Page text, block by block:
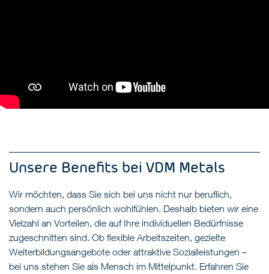
Unsere Benefits bei VDM Metals
Wir möchten, dass Sie sich bei uns nicht nur beruflich,
sondern auch persönlich wohlfühlen. Deshalb bieten wir eine
Vielzahl an Vorteilen, die auf Ihre individuellen Bedürfnisse
zugeschnitten sind. Ob flexible Arbeitszeiten, gezielte
Weiterbildungsangebote oder attraktive Sozialleistungen –
bei uns stehen Sie als Mensch im Mittelpunkt. Erfahren Sie